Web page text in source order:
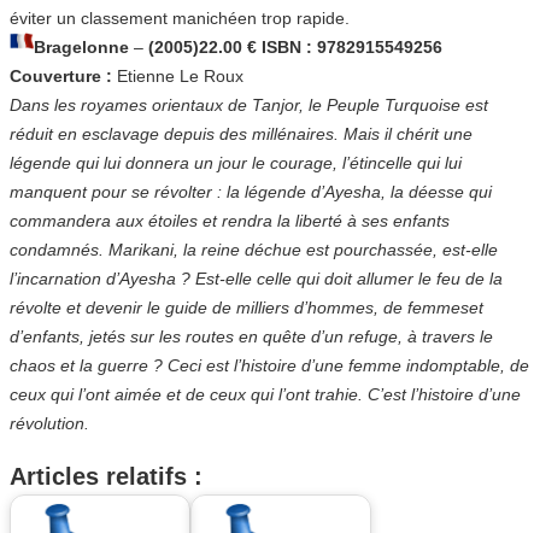
éviter un classement manichéen trop rapide.
Bragelonne – (2005)22.00 € ISBN : 9782915549256
Couverture : Etienne Le Roux
Dans les royames orientaux de Tanjor, le Peuple Turquoise est
réduit en esclavage depuis des millénaires. Mais il chérit une
légende qui lui donnera un jour le courage, l’étincelle qui lui
manquent pour se révolter : la légende d’Ayesha, la déesse qui
commandera aux étoiles et rendra la liberté à ses enfants
condamnés. Marikani, la reine déchue est pourchassée, est-elle
l’incarnation d’Ayesha ? Est-elle celle qui doit allumer le feu de la
révolte et devenir le guide de milliers d’hommes, de femmeset
d’enfants, jetés sur les routes en quête d’un refuge, à travers le
chaos et la guerre ? Ceci est l’histoire d’une femme indomptable, de
ceux qui l’ont aimée et de ceux qui l’ont trahie. C’est l’histoire d’une
révolution.
Articles relatifs :